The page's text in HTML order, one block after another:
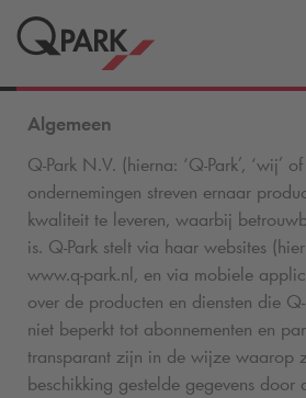
Algemeen
Q-Park N.V. (hierna: ‘Q-Park’, ‘wij’
ondernemingen streven ernaar
kwaliteit te leveren, waarbij
is. Q-Park stelt via haar websites
www.q-park.nl, en via mobiele
over de producten en diensten die
niet beperkt tot abonnementen en
transparant zijn in de wijze waarop
beschikking gestelde gegevens door